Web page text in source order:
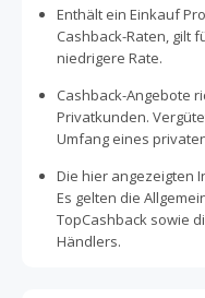
Enthält ein Einkauf
Cashback-Raten, gilt
niedrigere Rate.
Cashback-Angebote
Privatkunden.
Umfang eines
Die hier angezeigten
Es gelten die
TopCashback sowie
Händlers.